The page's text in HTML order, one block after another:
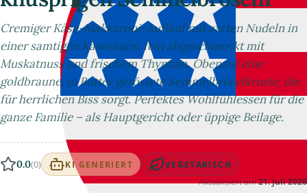
Cremiger Käse-Makkaroni-Auflauf mit zarten Nudeln in
einer samtigen Käsesauce, fein abgeschmeckt mit
Muskatnuss und frischem Thymian. Obenauf eine
goldbraune, in Butter geröstete Semmelbröselkruste, die
für herrlichen Biss sorgt. Perfektes Wohlfühlessen für die
ganze Familie – als Hauptgericht oder üppige Beilage.
0.0(0) KI GENERIERT VEGETARISCH
Aktualisiert am21. Juli 2026